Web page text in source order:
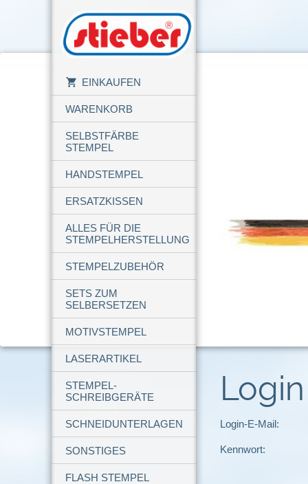
EINKAUFEN
WARENKORB
SELBSTFÄRBE
STEMPEL
HANDSTEMPEL
ERSATZKISSEN
ALLES FÜR DIE
STEMPELHERSTELLUNG
STEMPELZUBEHÖR
SETS ZUM
SELBERSETZEN
MOTIVSTEMPEL
LASERARTIKEL
STEMPEL-
SCHREIBGERÄTE
SCHNEIDUNTERLAGEN
SONSTIGES
FLASH STEMPEL
Login
Login-E-Mail:
Kennwort: